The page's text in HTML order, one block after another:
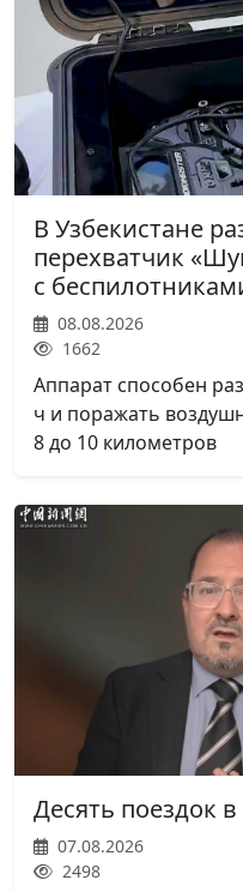
В Узбекистане
перехватчик
с
08.08.2026
1662
Аппарат способен
ч и поражать
8 до 10 километров
Десять поездок
07.08.2026
2498